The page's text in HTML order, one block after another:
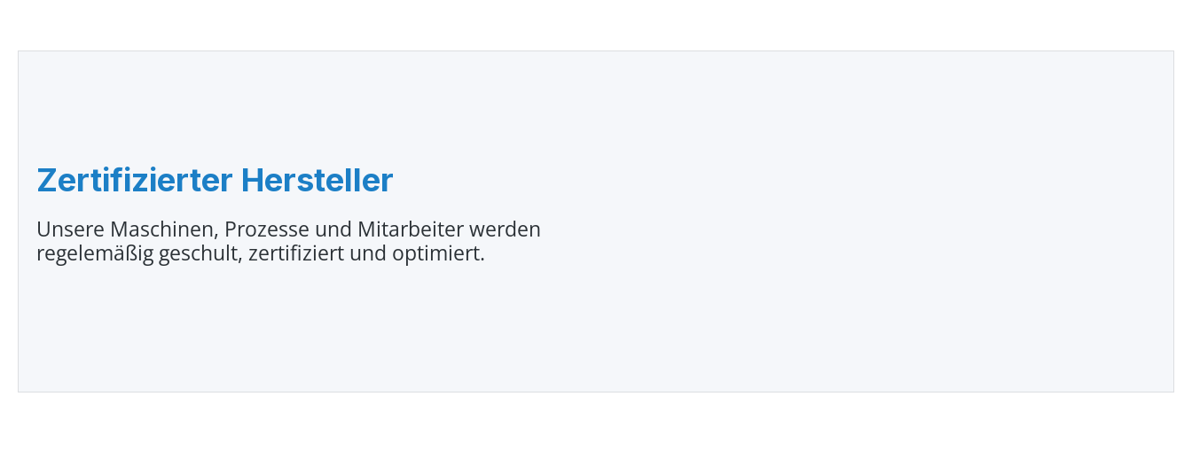
Zertifizierter Hersteller
Unsere Maschinen, Prozesse und Mitarbeiter werden
regelemäßig geschult, zertifiziert und optimiert.